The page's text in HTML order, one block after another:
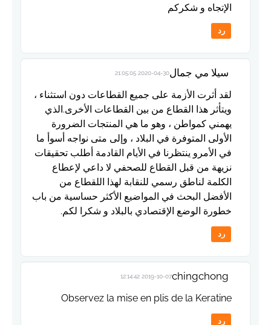
الإتجاه و شكركم
رد
سيلا مي جمال2020-04-30 21:05:05
لقد أثرت الأزمة على جميع القطاعات دون استثناء ،
ويتأثر هذا القطاع من بين القطاعات الأخرى.الذي
يهمني كمواطن ، وهو ما هي المنتجات الضرورة
الأولى المتوفرة في البلاد ، وإلى متى نواجه أسوأ ما
في الأمرو ينتظرنا في الأيام القادمة أطلب تحقيقات
نزيهة من قبل القطاع للصحفي لا داعي لإعطاع
الكلمة لناطق رسمي للنقابة لهذا اللقطاع من
الأفضل البحث في المواضيع الأكثر حساسية من باب
خطورة الوضع الإقتصادي بالبلاد و شكرا لكم.
رد
chingchong
2019-10-07 12:14:42
Observez la mise en plis de la Keratine
رد